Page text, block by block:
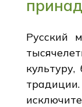
Русский